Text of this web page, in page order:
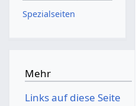
Spezialseiten
Mehr
Links auf diese Seite